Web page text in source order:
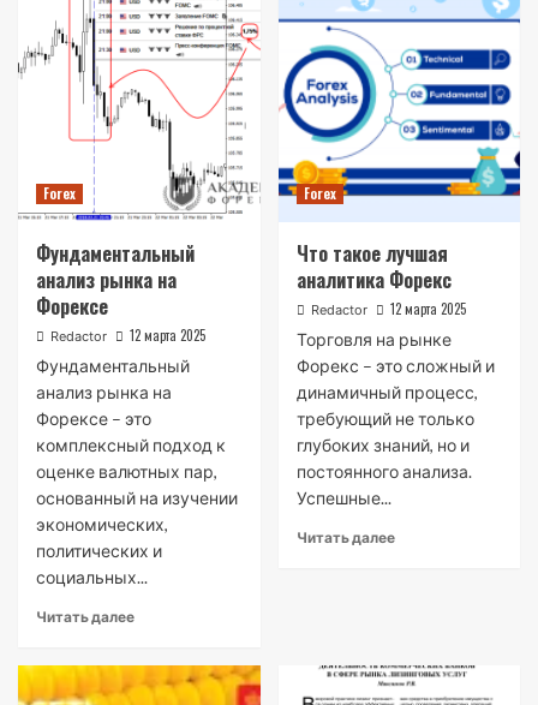
Forex
Фундаментальный
анализ рынка на
Форексе
Redactor 12 марта 2025
Фундаментальный
анализ рынка на
Форексе – это
комплексный подход к
оценке валютных пар,
основанный на изучении
экономических,
политических и
социальных...
Читать далее
Forex
Что такое лучшая
аналитика Форекс
Redactor 12 марта 2025
Торговля на рынке
Форекс – это сложный и
динамичный процесс,
требующий не только
глубоких знаний, но и
постоянного анализа.
Успешные...
Читать далее